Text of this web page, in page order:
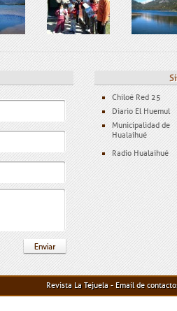
Chiloé Red 25
Diario El Huemul
Municipalidad de
Hualaihué
Radio Hualaihué
Revista La Tejuela - Email de